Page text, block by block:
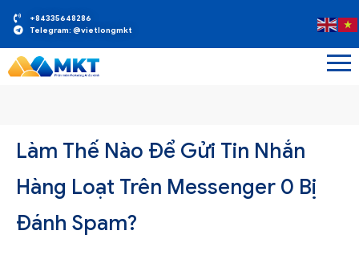
+84335648286
Telegram: @vietlongmkt
Làm Thế Nào Để Gửi Tin Nhắn
Hàng Loạt Trên Messenger 0 Bị
Đánh Spam?